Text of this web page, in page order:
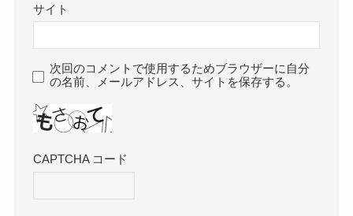
サイト
次回のコメントで使用するためブラウザーに自分
の名前、メールアドレス、サイトを保存する。
CAPTCHA コード